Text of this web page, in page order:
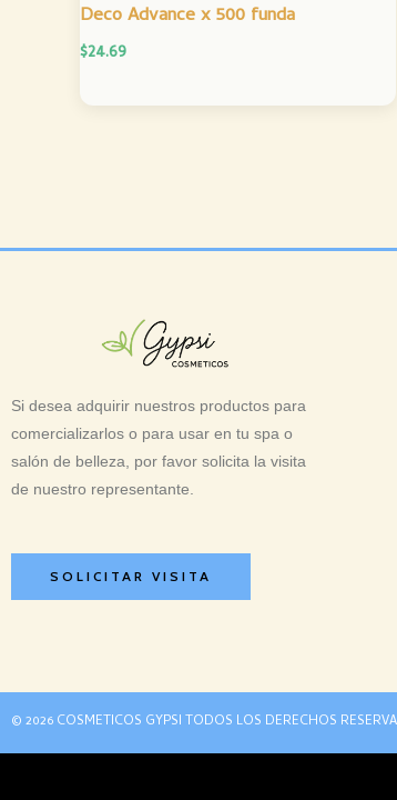
Deco Advance x 500 funda
$24.69
Si desea adquirir nuestros productos para
comercializarlos o para usar en tu spa o
salón de belleza, por favor solicita la visita
de nuestro representante.
SOLICITAR VISITA
© 2026 COSMETICOS GYPSI TODOS LOS DERECHOS